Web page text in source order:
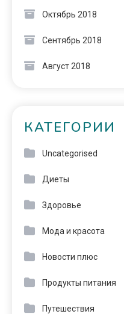
Октябрь 2018
Сентябрь 2018
Август 2018
КАТЕГОРИИ
Uncategorised
Диеты
Здоровье
Мода и красота
Новости плюс
Продукты питания
Путешествия